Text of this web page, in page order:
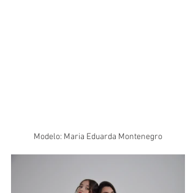
Modelo: Maria Eduarda Montenegro